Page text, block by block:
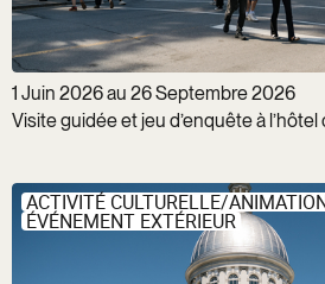
1 Juin 2026 au 26 Septembre 2026
Visite guidée et jeu d’enquête à
ACTIVITÉ CULTURELLE/
ÉVÉNEMENT EXTÉRIEUR